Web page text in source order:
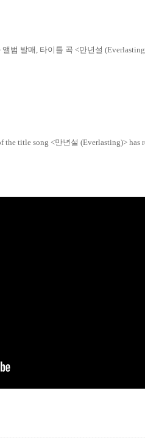
범 발매, 타이틀 곡 <만년설
the title song <만년설 (Everlasting)> has